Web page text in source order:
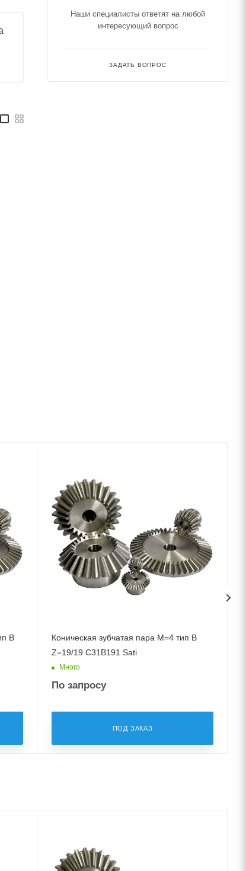
Наши специалисты ответят на любой
интересующий вопрос
ЗАДАТЬ ВОПРОС
B
Коническая зубчатая пара M=4 тип B
Z=19/19 C31B191 Sati
Много
По запросу
ПОД ЗАКАЗ